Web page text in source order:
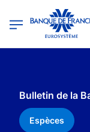
Banque de France -
Bulletin de la
Espèces